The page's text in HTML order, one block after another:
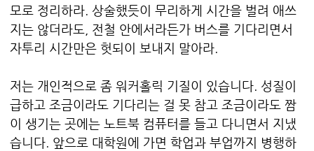
모로 정리하라. 상술했듯이 무리하게 시간을 벌려 애쓰
지는 않더라도, 전철 안에서라든가 버스를 기다리면서
자투리 시간만은 헛되이 보내지 말아라.
저는 개인적으로 좀 워커홀릭 기질이 있습니다. 성질이
급하고 조금이라도 기다리는 걸 못 참고 조금이라도 짬
이 생기는 곳에는 노트북 컴퓨터를 들고 다니면서 지냈
습니다. 앞으로 대학원에 가면 학업과 부업까지 병행하